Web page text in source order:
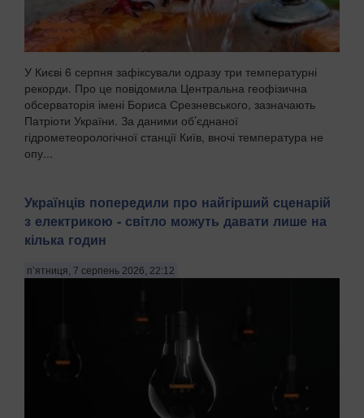
У Києві 6 серпня зафіксували одразу три температурні
рекорди. Про це повідомила Центральна геофізична
обсерваторія імені Бориса Срезневського, зазначають
Патріоти України. За даними об’єднаної
гідрометеорологічної станції Київ, вночі температура не
опу...
Українців попередили про найгірший сценарій
з електрикою - світло можуть давати лише на
кілька годин
п’ятниця, 7 серпень 2026, 22:12